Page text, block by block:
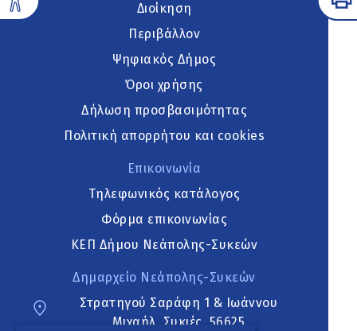
Διοίκηση
Περιβάλλον
Ψηφιακός Δήμος
Όροι χρήσης
Δήλωση προσβασιμότητας
Πολιτική απορρήτου και cookies
Επικοινωνία
Τηλεφωνικός κατάλογος
Φόρμα επικοινωνίας
ΚΕΠ Δήμου Νεάπολης-Συκεών
Δημαρχείο Νεάπολης-Συκεών
Στρατηγού Σαράφη 1 & Ιωάννου
Μιχαήλ, Συκιές, 56625